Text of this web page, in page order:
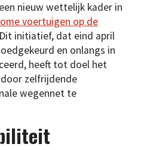
nieuw wettelijk kader in
voertuigen op de
initiatief, dat eind april
en onlangs in
heeft tot doel het
zelfrijdende
wegennet te